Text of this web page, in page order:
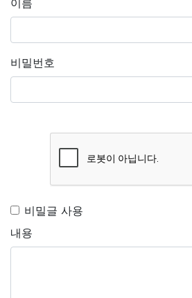
비밀번호
비밀글 사용
내용